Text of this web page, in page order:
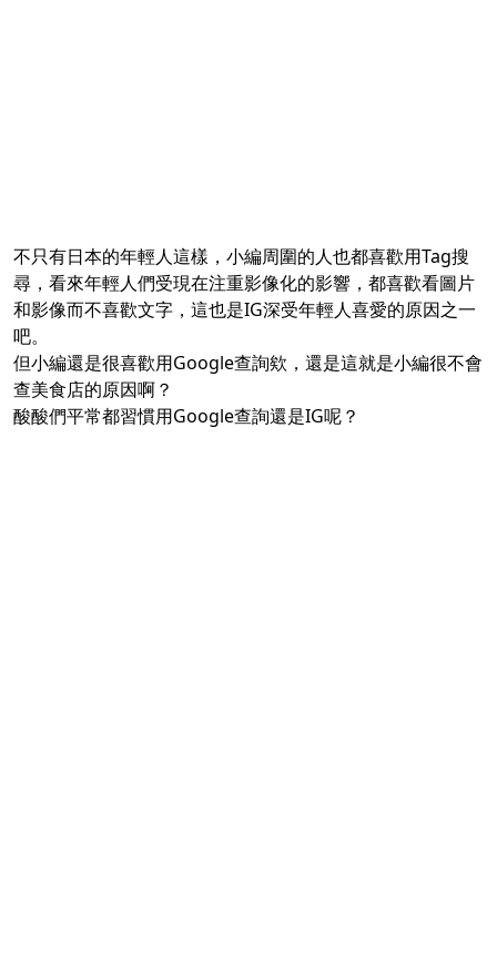
不只有日本的年輕人這樣，小編周圍的人也都喜歡用Tag搜
尋，看來年輕人們受現在注重影像化的影響，都喜歡看圖片
和影像而不喜歡文字，這也是IG深受年輕人喜愛的原因之一
吧。
但小編還是很喜歡用Google查詢欸，還是這就是小編很不會
查美食店的原因啊？
酸酸們平常都習慣用Google查詢還是IG呢？